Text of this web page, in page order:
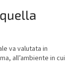
va valutata in
all’ambiente in cui